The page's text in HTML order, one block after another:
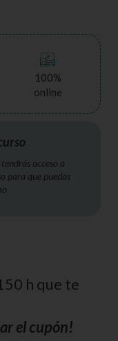
100%
online
acceso a
para que puedas
h que te
el cupón!